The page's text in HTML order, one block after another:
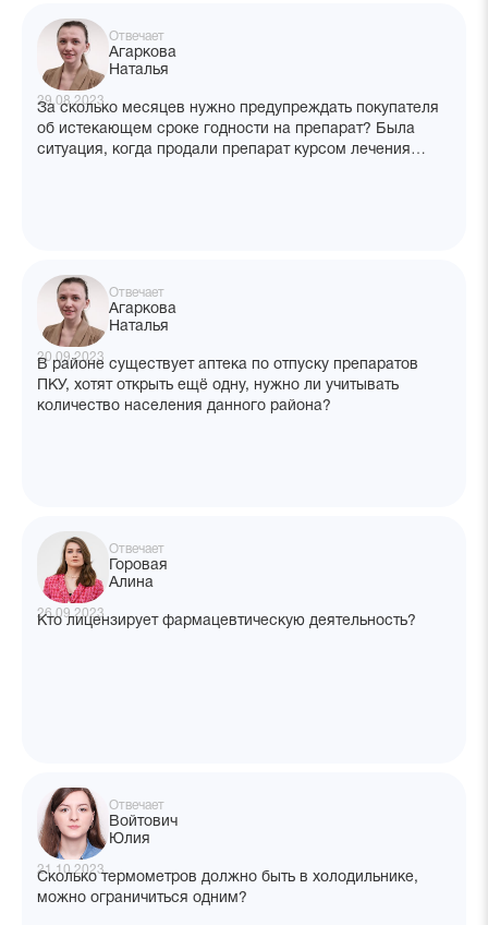
Отвечает
Агаркова
Наталья
29.08.2023
За сколько месяцев нужно предупреждать покупателя
об истекающем сроке годности на препарат? Была
ситуация, когда продали препарат курсом лечения
Отвечает
Агаркова
Наталья
20.09.2023
В районе существует аптека по отпуску препаратов
ПКУ, хотят открыть ещё одну, нужно ли учитывать
количество населения данного района?
Отвечает
Горовая
Алина
26.09.2023
Кто лицензирует фармацевтическую деятельность?
Отвечает
Войтович
Юлия
21.10.2023
Сколько термометров должно быть в холодильнике,
можно ограничиться одним?